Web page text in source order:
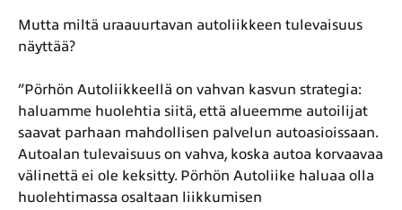
Mutta miltä uraauurtavan autoliikkeen tulevaisuus
näyttää?
”Pörhön Autoliikkeellä on vahvan kasvun strategia:
haluamme huolehtia siitä, että alueemme autoilijat
saavat parhaan mahdollisen palvelun autoasioissaan.
Autoalan tulevaisuus on vahva, koska autoa korvaavaa
välinettä ei ole keksitty. Pörhön Autoliike haluaa olla
huolehtimassa osaltaan liikkumisen